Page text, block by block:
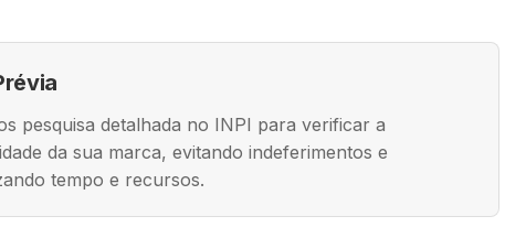
pesquisa detalhada no INPI para verificar a
da sua marca, evitando indeferimentos e
tempo e recursos.